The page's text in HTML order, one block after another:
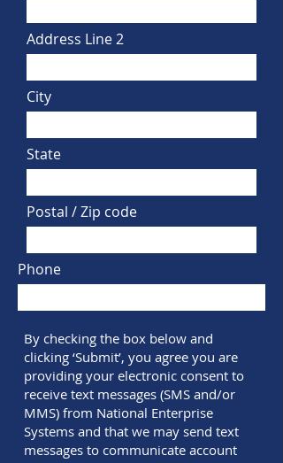
Address Line 2
City
State
Postal / Zip code
Phone